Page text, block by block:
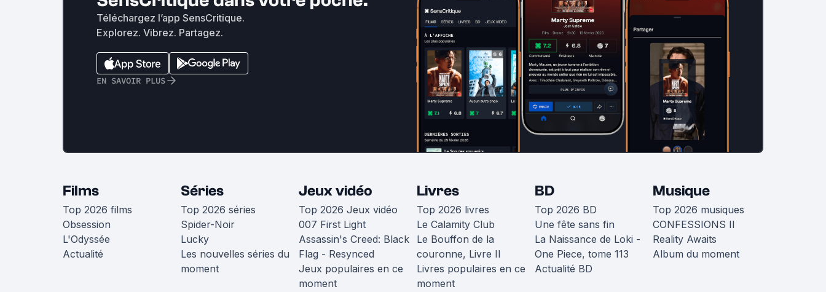
Téléchargez l’app SensCritique.
Explorez. Vibrez. Partagez.
EN SAVOIR PLUS
Films
Top 2026 films
Obsession
L'Odyssée
Actualité
Séries
Top 2026 séries
Spider-Noir
Lucky
Les nouvelles séries du
moment
Jeux vidéo
Top 2026 Jeux vidéo
007 First Light
Assassin's Creed: Black
Flag - Resynced
Jeux populaires en ce
moment
Livres
Top 2026 livres
Le Calamity Club
Le Bouffon de la
couronne, Livre II
Livres populaires en ce
moment
BD
Top 2026 BD
Une fête sans fin
La Naissance de Loki -
One Piece, tome 113
Actualité BD
Musique
Top 2026 musiques
CONFESSIONS II
Reality Awaits
Album du moment